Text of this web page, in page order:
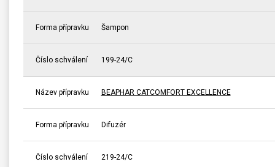
Forma přípravku Šampon
Číslo schválení 199-24/C
Název přípravku BEAPHAR CATCOMFORT EXCELLENCE
Forma přípravku Difuzér
Číslo schválení 219-24/C